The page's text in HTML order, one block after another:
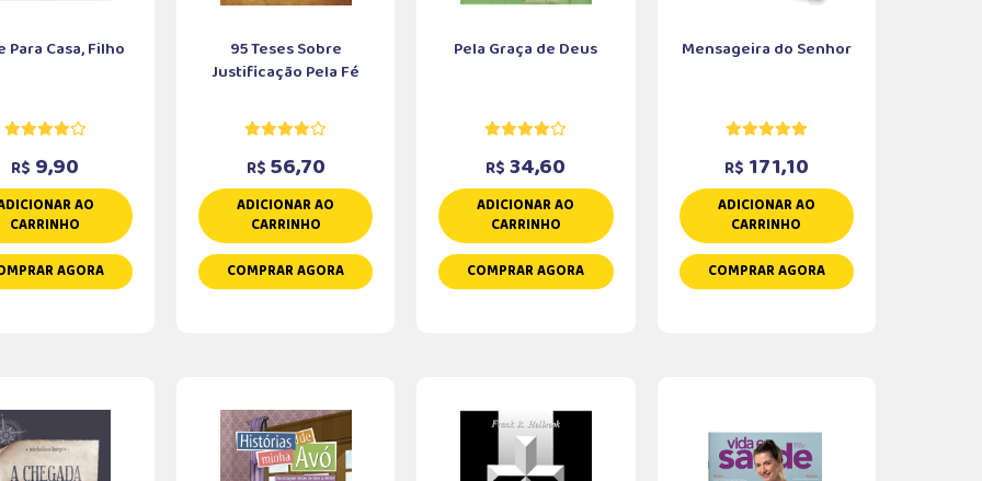
Para Casa, Filho
R$ 9,90
AO
CARRINHO
AGORA
95 Teses Sobre
Justificação Pela Fé
R$ 56,70
ADICIONAR AO
CARRINHO
COMPRAR AGORA
Pela Graça de Deus
R$ 34,60
ADICIONAR AO
CARRINHO
COMPRAR AGORA
Mensageira do Senhor
R$ 171,10
ADICIONAR AO
CARRINHO
COMPRAR AGORA